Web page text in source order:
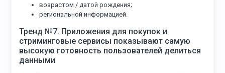
возрастом / датой рождения;
региональной информацией.
Тренд №7. Приложения для покупок и
стриминговые сервисы показывают самую
высокую готовность пользователей делиться
данными